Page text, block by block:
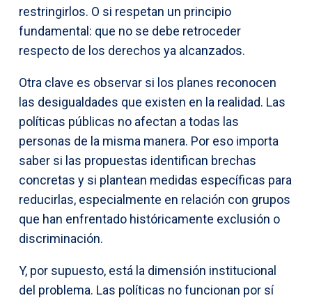
restringirlos. O si respetan un principio
fundamental: que no se debe retroceder
respecto de los derechos ya alcanzados.
Otra clave es observar si los planes reconocen
las desigualdades que existen en la realidad. Las
políticas públicas no afectan a todas las
personas de la misma manera. Por eso importa
saber si las propuestas identifican brechas
concretas y si plantean medidas específicas para
reducirlas, especialmente en relación con grupos
que han enfrentado históricamente exclusión o
discriminación.
Y, por supuesto, está la dimensión institucional
del problema. Las políticas no funcionan por sí